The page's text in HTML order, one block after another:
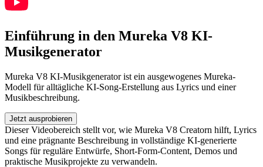
Einführung in den Mureka V8 KI-
Musikgenerator
Mureka V8 KI-Musikgenerator ist ein ausgewogenes Mureka-
Modell für alltägliche KI-Song-Erstellung aus Lyrics und einer
Musikbeschreibung.
Jetzt ausprobieren
Dieser Videobereich stellt vor, wie Mureka V8 Creatorn hilft, Lyrics
und eine prägnante Beschreibung in vollständige KI-generierte
Songs für reguläre Entwürfe, Short-Form-Content, Demos und
praktische Musikprojekte zu verwandeln.